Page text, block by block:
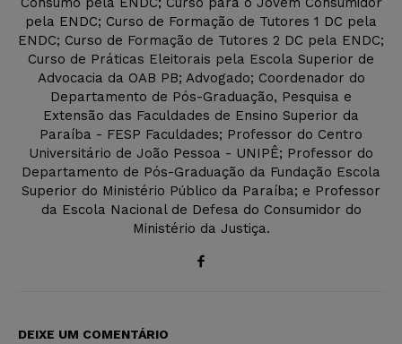
pela ENDC; Curso de Formação de Tutores 1 DC pela
ENDC; Curso de Formação de Tutores 2 DC pela ENDC;
Curso de Práticas Eleitorais pela Escola Superior de
Advocacia da OAB PB; Advogado; Coordenador do
Departamento de Pós-Graduação, Pesquisa e
Extensão das Faculdades de Ensino Superior da
Paraíba - FESP Faculdades; Professor do Centro
Universitário de João Pessoa - UNIPÊ; Professor do
Departamento de Pós-Graduação da Fundação Escola
Superior do Ministério Público da Paraíba; e Professor
da Escola Nacional de Defesa do Consumidor do
Ministério da Justiça.
DEIXE UM COMENTÁRIO